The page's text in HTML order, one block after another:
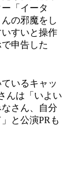
「イータ
の邪魔をし
すいと操作
申告した
いるキャッ
んは「いよい
さん、自分
と公演PRも